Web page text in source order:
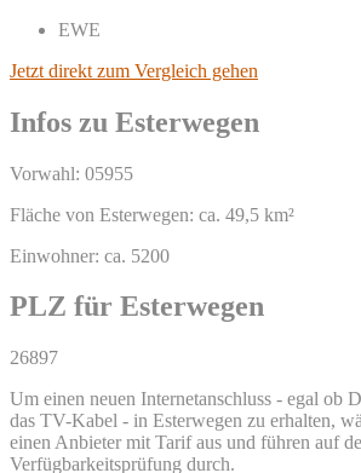
EWE
Jetzt direkt zum Vergleich gehen
Infos zu Esterwegen
Vorwahl: 05955
Fläche von Esterwegen: ca. 49,5 km²
Einwohner: ca. 5200
PLZ für Esterwegen
26897
Um einen neuen Internetanschluss - egal ob
das TV-Kabel - in Esterwegen zu erhalten,
einen Anbieter mit Tarif aus und führen auf
Verfügbarkeitsprüfung durch.